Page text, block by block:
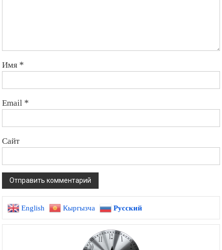
Имя *
Email *
Сайт
English Кыргызча Русский